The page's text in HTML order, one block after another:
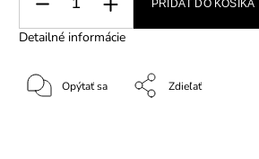
PRIDAŤ DO KOŠÍKA
Detailné informácie
Opýtať sa Zdieľať